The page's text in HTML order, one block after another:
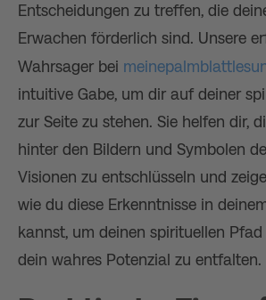
Entscheidungen zu treffen, die
Erwachen förderlich sind. Unsere
Wahrsager bei
intuitive Gabe, um dir auf deiner
zur Seite zu stehen. Sie helfen dir,
hinter den Bildern und Symbolen
Visionen zu entschlüsseln und
wie du diese Erkenntnisse in
kannst, um deinen spirituellen
dein wahres Potenzial zu entfalten.